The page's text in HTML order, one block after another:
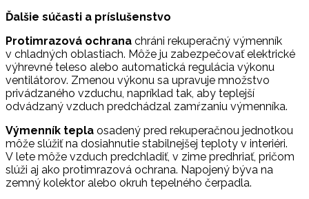
Ďalšie súčasti a príslušenstvo
Protimrazová ochrana chráni rekuperačný výmenník
v chladných oblastiach. Môže ju zabezpečovať elektrické
výhrevné teleso alebo automatická regulácia výkonu
ventilátorov. Zmenou výkonu sa upravuje množstvo
privádzaného vzduchu, napríklad tak, aby teplejší
odvádzaný vzduch predchádzal zamŕzaniu výmenníka.
Výmenník tepla osadený pred rekuperačnou jednotkou
môže slúžiť na dosiahnutie stabilnejšej teploty v interiéri.
V lete môže vzduch predchladiť, v zime predhriať, pričom
slúži aj ako protimrazová ochrana. Napojený býva na
zemný kolektor alebo okruh tepelného čerpadla.